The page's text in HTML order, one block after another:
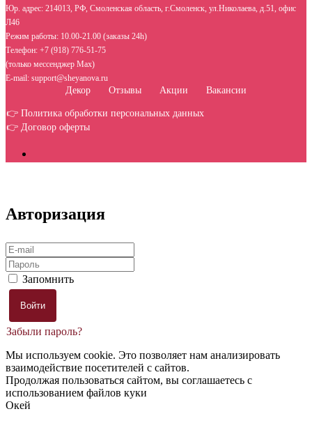
Юр. адрес: 214013, РФ, Смоленская область, г.Смоленск, ул.Николаева, д.51, офис
Л46
Режим работы: 10.00-21.00 (заказы 24h)
Телефон: +7 (918) 776-51-75
(только мессенджер Max)
E-mail: support@sheyanova.ru
Декор Отзывы Акции Вакансии
👉 Политика обработки персональных данных
👉 Договор оферты
Авторизация
Запомнить
Забыли пароль?
Мы используем cookie. Это позволяет нам анализировать
взаимодействие посетителей с сайтов.
Продолжая пользоваться сайтом, вы соглашаетесь с
использованием файлов куки
Окей